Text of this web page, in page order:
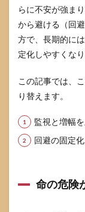
4.1
回避
行動
が不
安を
る仕
段階
慣ら
計
らに不安が強ま
から避ける（回
方で、長期的に
定化しやすくなり
この記事では、
り替えます。
監視と増幅
回避の固定
命の危険